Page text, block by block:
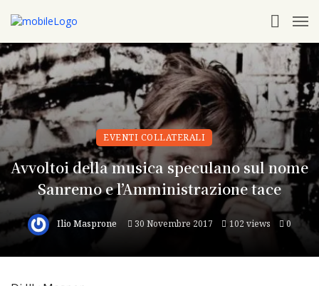
EVENTI COLLATERALI
Avvoltoi della musica speculano sul nome
Sanremo e l’Amministrazione tace
Ilio Masprone 30 Novembre 2017 102 views 0